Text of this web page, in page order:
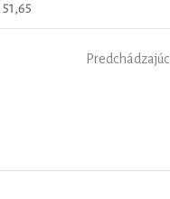
51,65